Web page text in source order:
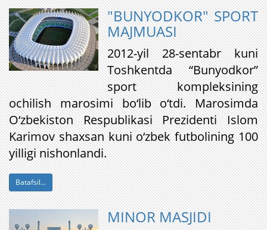
"BUNYODKOR" SPORT
MAJMUASI
​2012-yil 28-sentabr kuni
Toshkentda “Bunyodkor”
sport kompleksining
ochilish marosimi bo‘lib o‘tdi. Marosimda
O‘zbekiston Respublikasi Prezidenti Islom
Karimov shaxsan kuni o‘zbek futbolining 100
yilligi nishonlandi.
Batafsil...
MINOR MASJIDI